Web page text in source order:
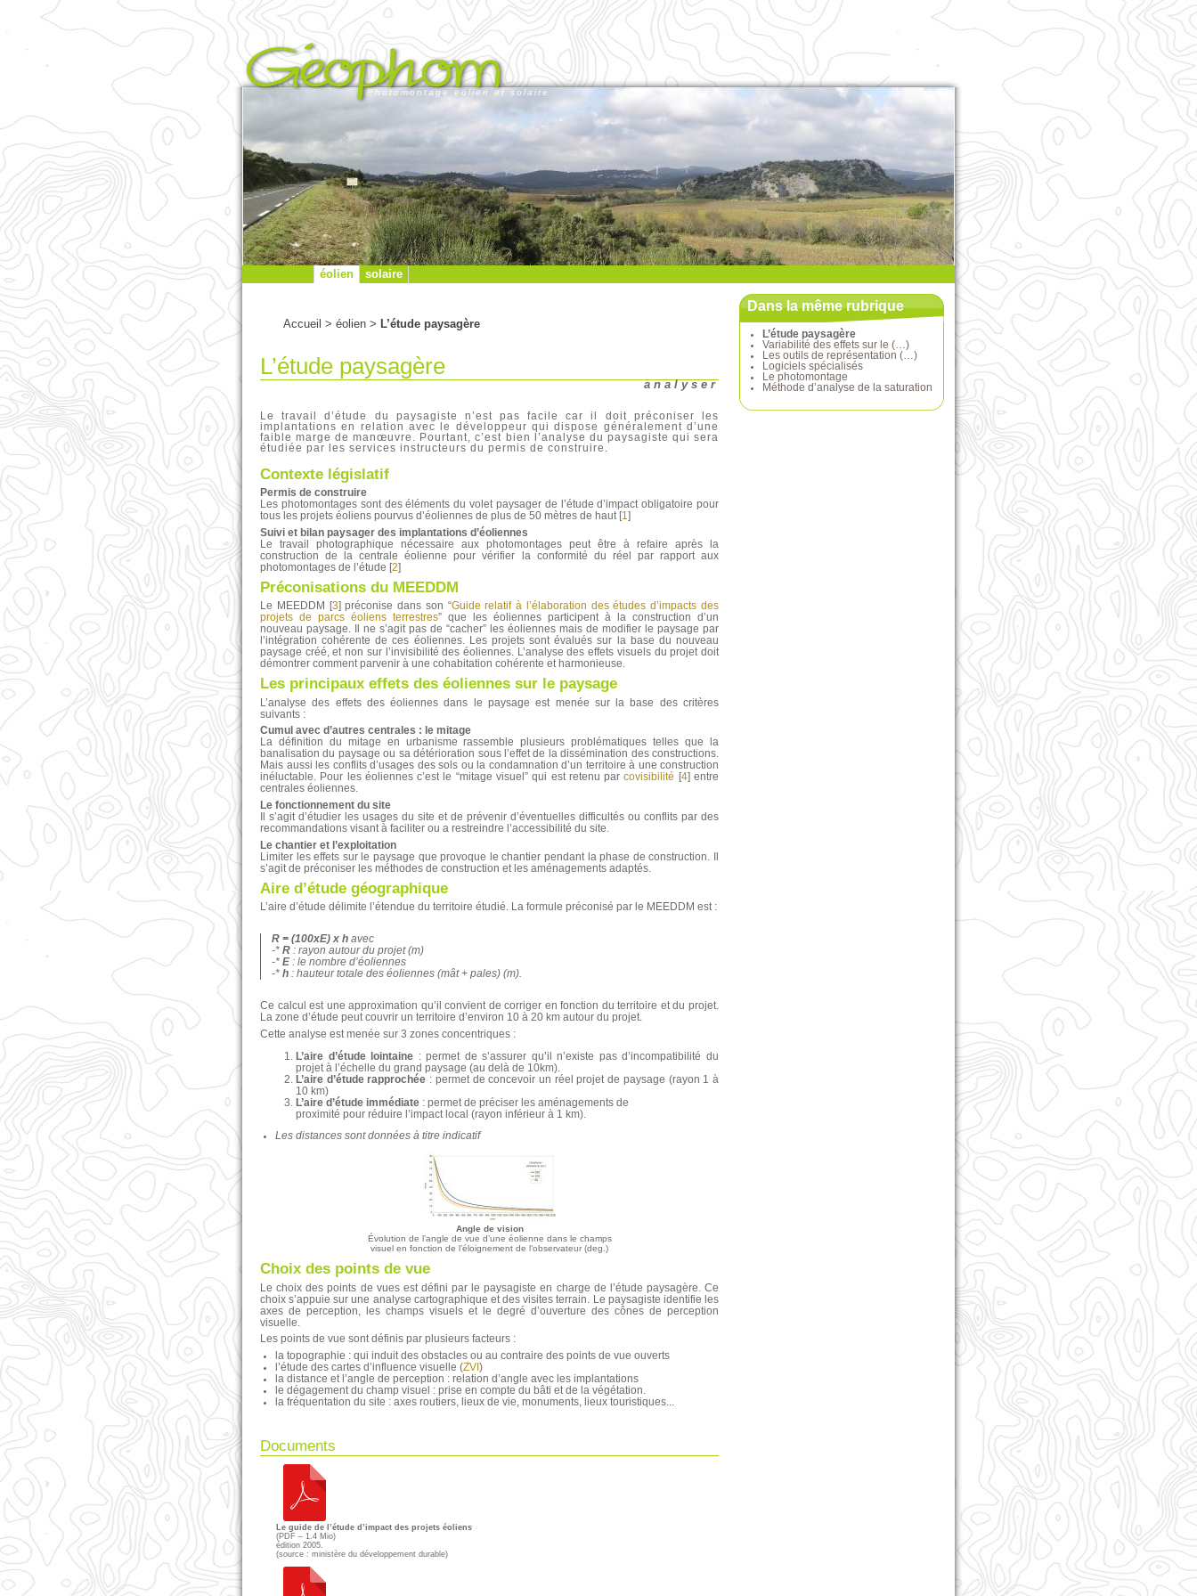
Photomontage éolien et solaire
éolien solaire
Accueil > éolien> L’étude paysagère
L’étude paysagère
analyser
Le travail d’étude du paysagiste n’est pas facile car il doit préconiser les
implantations en relation avec le développeur qui dispose généralement d’une
faible marge de manœuvre. Pourtant, c’est bien l’analyse du paysagiste qui sera
étudiée par les services instructeurs du permis de construire.
Contexte législatif
Permis de construire
Les photomontages sont des éléments du volet paysager de l’étude d’impact obligatoire pour
tous les projets éoliens pourvus d’éoliennes de plus de 50 mètres de haut[ 1
Suivi et bilan paysager des implantations d’éoliennes
Le travail photographique nécessaire aux photomontages peut être à refaire après la
construction de la centrale éolienne pour vérifier la conformité du réel par rapport aux
photomontages de l’étude [2]
Préconisations du MEEDDM
Le MEEDDM 3 préconise dans son “Guide relatif à l’élaboration des études d’impacts des
projets de parcs éoliens terrestres” que les éoliennes participent à la construction d’un
nouveau paysage. Il ne s’agit pas de “cacher” les éoliennes mais de modifier le paysage par
l’intégration cohérente de ces éoliennes. Les projets sont évalués sur la base du nouveau
paysage créé, et non sur l’invisibilité des éoliennes. L’analyse des effets visuels du projet doit
démontrer comment parvenir à une cohabitation cohérente et harmonieuse.
Les principaux effets des éoliennes sur le paysage
L’analyse des effets des éoliennes dans le paysage est menée sur la base des critères
suivants :
Cumul avec d’autres centrales : le mitage
La définition du mitage en urbanisme rassemble plusieurs problématiques telles que la
banalisation du paysage ou sa détérioration sous l’effet de la dissémination des constructions.
Mais aussi les conflits d’usages des sols ou la condamnation d’un territoire à une construction
inéluctable. Pour les éoliennes c’est le “mitage visuel” qui est retenu parcovisibilité 4] entre
centrales éoliennes.
Le fonctionnement du site
Il s’agit d’étudier les usages du site et de prévenir d’éventuelles difficultés ou conflits par des
recommandations visant à faciliter ou a restreindre l’accessibilité du site.
Le chantier et l’exploitation
Limiter les effets sur le paysage que provoque le chantier pendant la phase de construction. Il
s’agit de préconiser les méthodes de construction et les aménagements adaptés.
Aire d’étude géographique
L’aire d’étude délimite l’étendue du territoire étudié. La formule préconisé par le MEEDDM est :
R = (100xE) x havec
-* R: rayon autour du projet (m)
-* E: le nombre d’éoliennes
-* h: hauteur totale des éoliennes (mât + pales) (m).
Ce calcul est une approximation qu’il convient de corriger en fonction du territoire et du projet.
La zone d’étude peut couvrir un territoire d’environ 10 à 20 km autour du projet.
Cette analyse est menée sur 3 zones concentriques :
L’aire d’étude lointaine : permet de s’assurer qu’il n’existe pas d’incompatibilité du
projet à l’échelle du grand paysage (au delà de 10km).
L’aire d’étude rapprochée : permet de concevoir un réel projet de paysage (rayon 1 à
10 km)
L’aire d’étude immédiate : permet de préciser les aménagements de
proximité pour réduire l’impact local (rayon inférieur à 1 km).
Les distances sont données à titre indicatif
Angle de vision
Évolution de l’angle de vue d’une éolienne dans le champs
visuel en fonction de l’éloignement de l’observateur (deg.)
Choix des points de vue
Le choix des points de vues est défini par le paysagiste en charge de l’étude paysagère. Ce
choix s’appuie sur une analyse cartographique et des visites terrain. Le paysagiste identifie les
axes de perception, les champs visuels et le degré d’ouverture des cônes de perception
visuelle.
Les points de vue sont définis par plusieurs facteurs :
la topographie : qui induit des obstacles ou au contraire des points de vue ouverts
l’étude des cartes d’influence visuelle (ZVI)
la distance et l’angle de perception : relation d’angle avec les implantations
le dégagement du champ visuel : prise en compte du bâti et de la végétation.
la fréquentation du site : axes routiers, lieux de vie, monuments, lieux touristiques...
Documents
Le guide de l’étude d’impact des projets éoliens
(PDF – 1.4 Mio)
édition 2005.
(source : ministère du développement durable)
Dans la même rubrique
L’étude paysagère
Variabilité des effets sur le (…)
Les outils de représentation (…)
Logiciels spécialisés
Le photomontage
Méthode d’analyse de la saturation